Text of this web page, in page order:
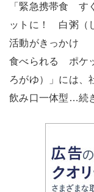
「緊急携帯食 す
ットに！ 白粥（
活動がきっかけ
食べられる ポケ
ろがゆ）」には、
飲み口一体型…続